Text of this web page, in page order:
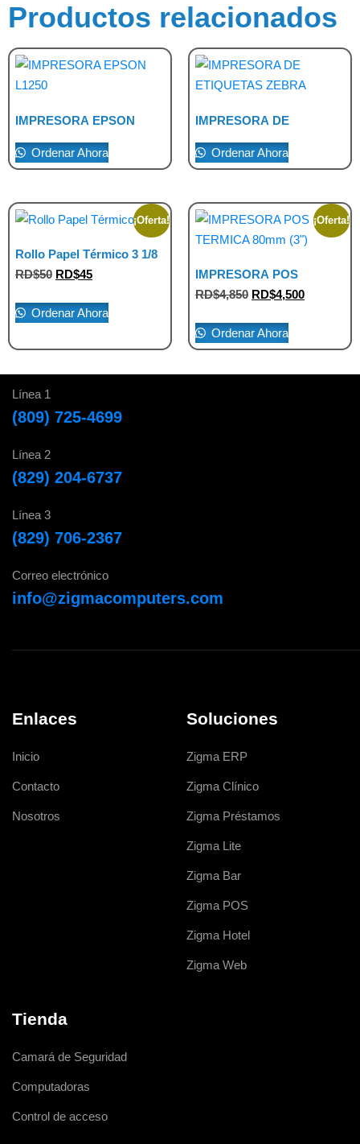
Productos relacionados
IMPRESORA EPSON
Ordenar Ahora
IMPRESORA DE
Ordenar Ahora
¡Oferta!
Rollo Papel Térmico 3 1/8
RD$50 RD$45
Ordenar Ahora
¡Oferta!
IMPRESORA POS
TERMICA 80mm (3″)
RD$4,850 RD$4,500
Ordenar Ahora
Línea 1
(809) 725-4699
Línea 2
(829) 204-6737
Línea 3
(829) 706-2367
Correo electrónico
info@zigmacomputers.com
Enlaces
Inicio
Contacto
Nosotros
Soluciones
Zigma ERP
Zigma Clínico
Zigma Préstamos
Zigma Lite
Zigma Bar
Zigma POS
Zigma Hotel
Zigma Web
Tienda
Camará de Seguridad
Computadoras
Control de acceso